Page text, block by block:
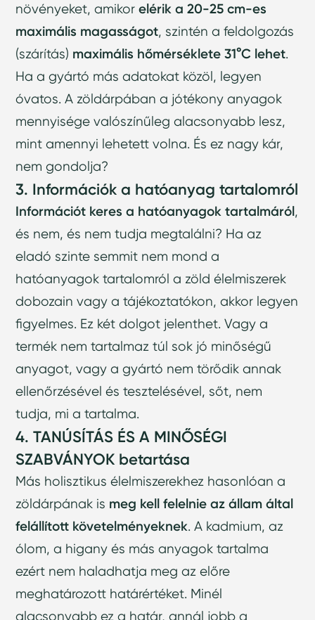
növényeket, amikorelérik a 20-25 cm-es
maximális magasságot, szintén a feldolgozás
(szárítás) maximális hőmérséklete 31°C lehet.
Ha a gyártó más adatokat közöl, legyen
óvatos. A zöldárpában a jótékony anyagok
mennyisége valószínűleg alacsonyabb lesz,
mint amennyi lehetett volna. És ez nagy kár,
nem gondolja?
3. Információk a hatóanyag tartalomról
Információt keres a hatóanyagok tartalmáról,
és nem, és nem tudja megtalálni? Ha az
eladó szinte semmit nem mond a
hatóanyagok tartalomról a zöld élelmiszerek
dobozain vagy a tájékoztatókon, akkor legyen
figyelmes. Ez két dolgot jelenthet. Vagy a
termék nem tartalmaz túl sok jó minőségű
anyagot, vagy a gyártó nem törődik annak
ellenőrzésével és tesztelésével, sőt, nem
tudja, mi a tartalma.
4. TANÚSÍTÁS ÉS A MINŐSÉGI
SZABVÁNYOK betartása
Más holisztikus élelmiszerekhez hasonlóan a
zöldárpának is meg kell felelnie az állam által
felállított követelményeknek. A kadmium, az
ólom, a higany és más anyagok tartalma
ezért nem haladhatja meg az előre
meghatározott határértéket. Minél
alacsonyabb ez a határ, annál jobb a